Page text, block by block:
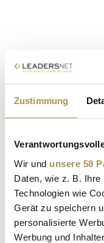
Zustimmung
Wir und unsere 58
Daten, wie z. B.
Technologien wie
Gerät zu speichern
personalisierte
Werbung und